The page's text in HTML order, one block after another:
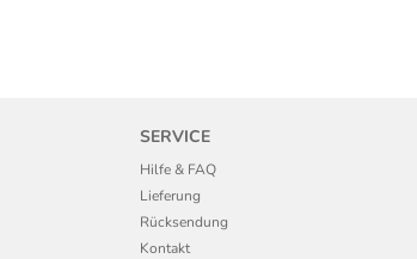
SERVICE
Hilfe & FAQ
Lieferung
Rücksendung
Kontakt